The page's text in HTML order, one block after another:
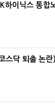
하이닉스 통합
스닥 퇴출 논